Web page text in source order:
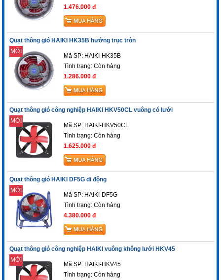
1.476.000 đ
Quạt thông gió HAIKI HK35B hướng trục tròn
MỚI
Mã SP: HAIKI-HK35B
Tình trạng:Còn hàng
1.286.000 đ
Quạt thông gió công nghiệp HAIKI HKV50CL vuông có lưới
MỚI
Mã SP: HAIKI-HKV50CL
Tình trạng:Còn hàng
1.625.000 đ
Quạt thông gió HAIKI DF5G di động
MỚI
Mã SP: HAIKI-DF5G
Tình trạng:Còn hàng
4.380.000 đ
Quạt thông gió công nghiệp HAIKI vuông không lưới HKV45
MỚI
Mã SP: HAIKI-HKV45
Tình trạng:Còn hàng